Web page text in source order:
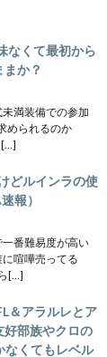
なくて最初から
か？
満装備での参加
められるのか
[…]
どルインラの使
報）
番難易度が高い
喧嘩売ってる
[…]
＆アラルレとア
好部族やクロの
なくてもレベル